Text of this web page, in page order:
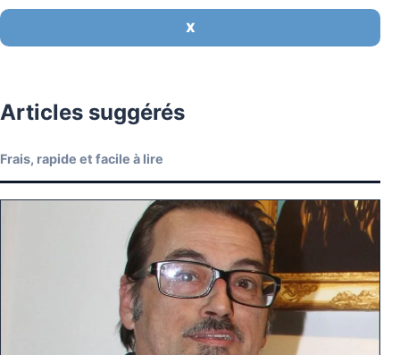
X
Articles suggérés
Frais, rapide et facile à lire